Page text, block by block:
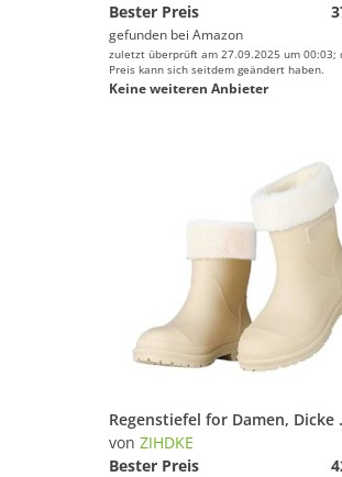
Bester Preis
gefunden bei Amazon
zuletzt überprüft am 27.09.2025 um 00:03;
Preis kann sich seitdem geändert haben.
Keine weiteren Anbieter
Regenstiefel for Damen,
von ZIHDKE
Bester Preis